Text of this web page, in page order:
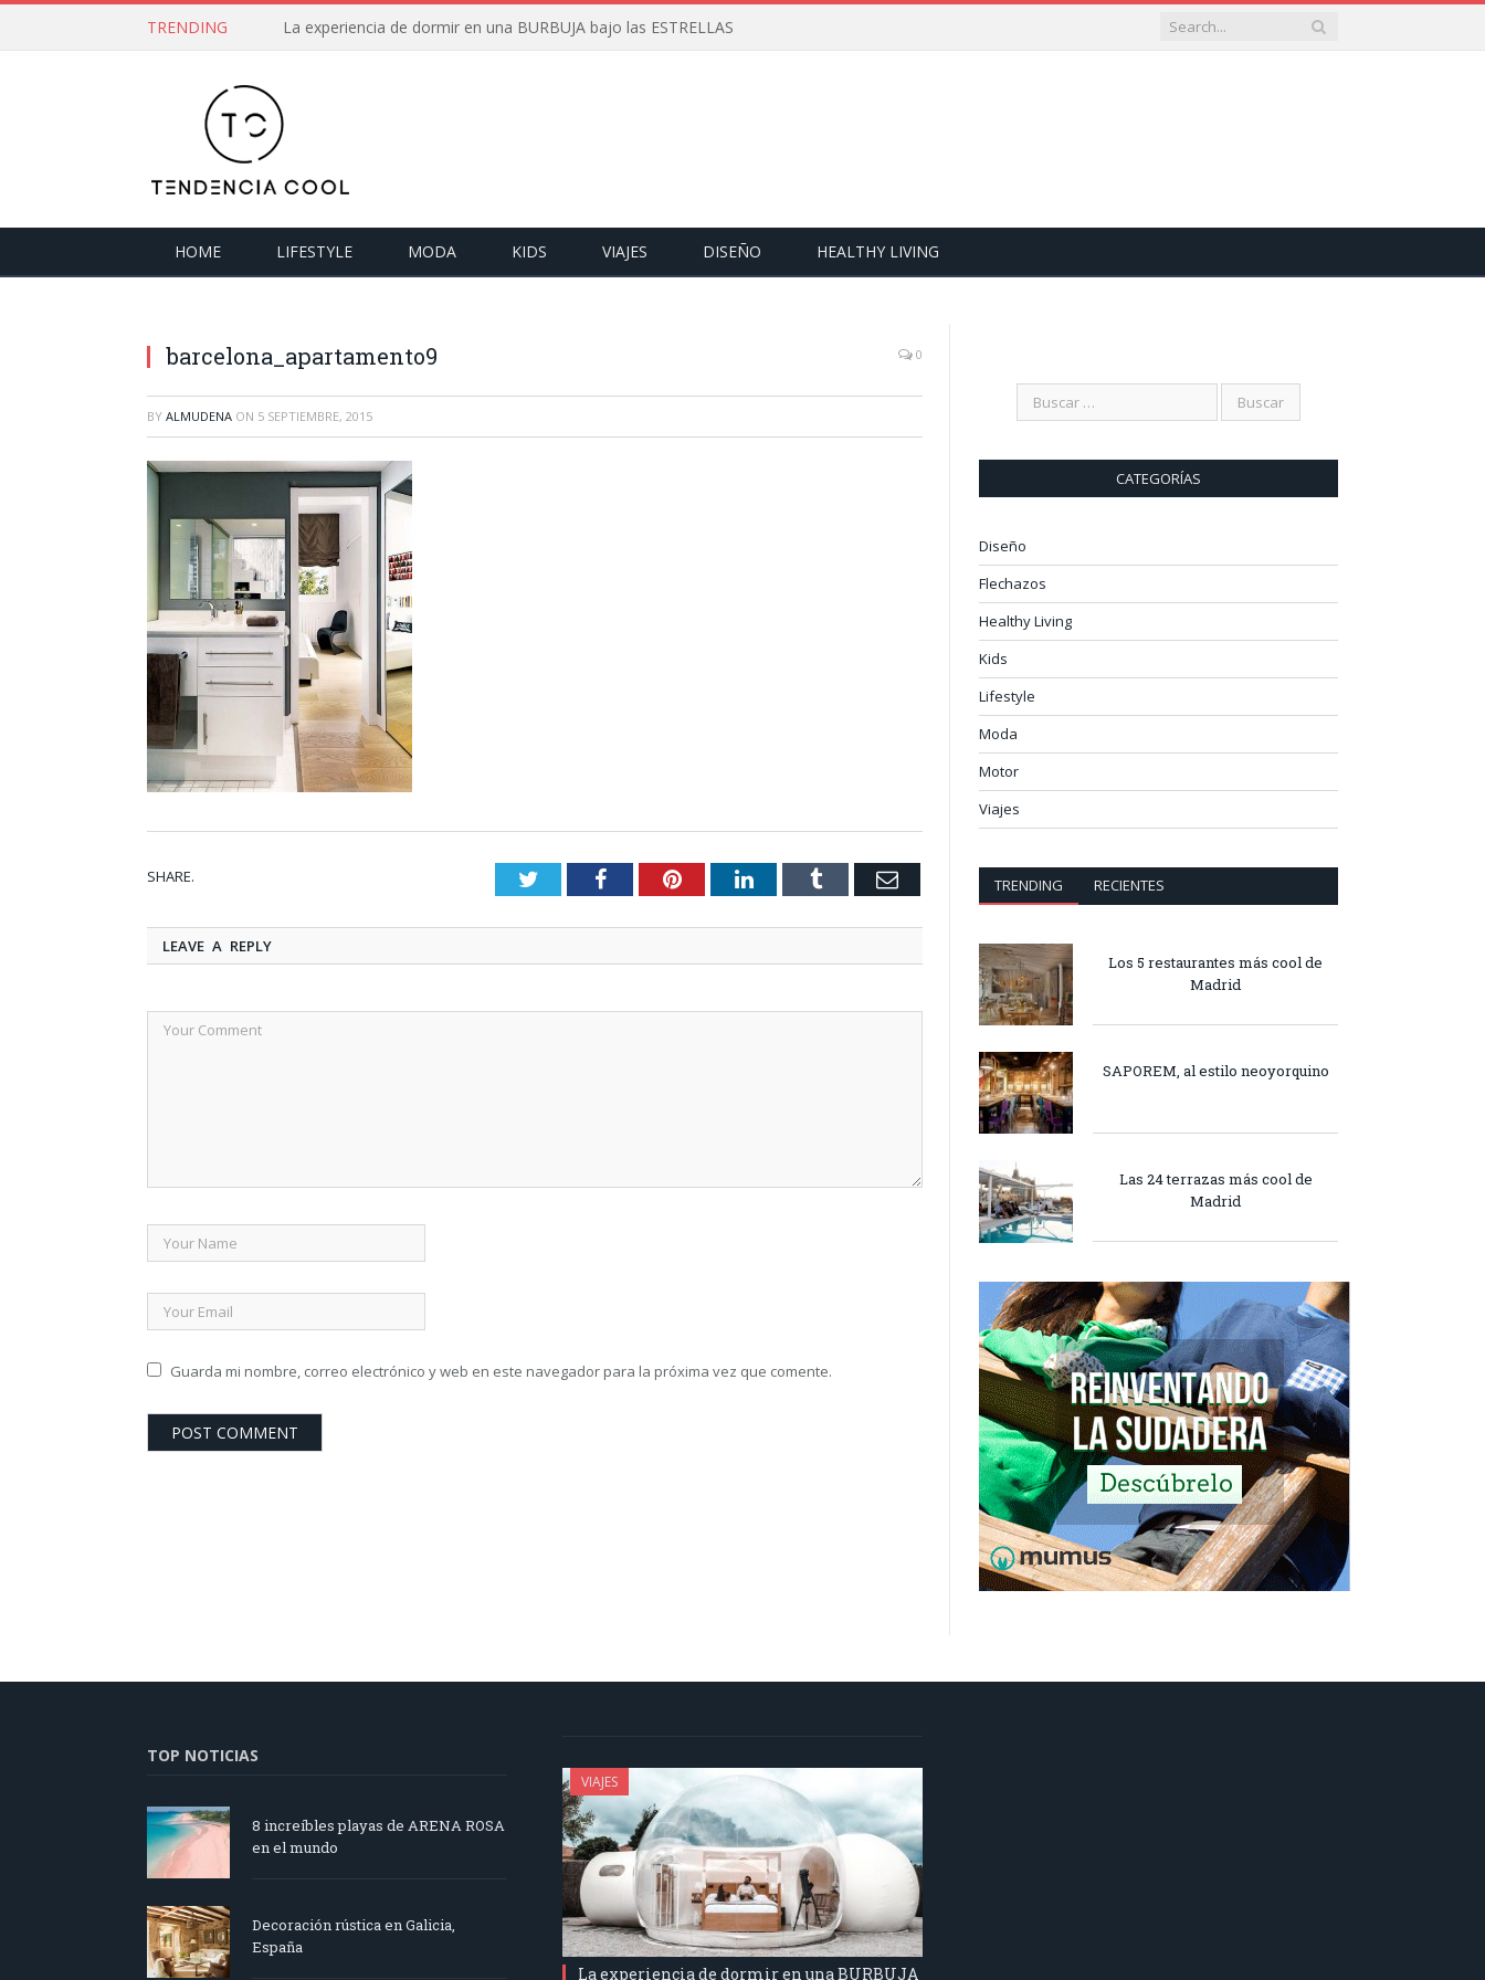
TRENDING La experiencia de dormir en una BURBUJA bajo las ESTRELLAS
HOME LIFESTYLE MODA KIDS VIAJES DISEÑO HEALTHY LIVING
barcelona_apartamento9 0
BY ALMUDENA ON 5 SEPTIEMBRE, 2015
SHARE. TwitterFacebookPinterestLinkedInTumblr Email
LEAVE A REPLY
Guarda mi nombre, correo electrónico y web en este navegador para la próxima vez que comente.
CATEGORÍAS
Diseño
Flechazos
Healthy Living
Kids
Lifestyle
Moda
Motor
Viajes
TRENDING RECIENTES
Los 5 restaurantes más cool de
Madrid
SAPOREM, al estilo neoyorquino
Las 24 terrazas más cool de
Madrid
TOP NOTICIAS
8 increíbles playas de ARENA ROSA
en el mundo
Decoración rústica en Galicia,
España
VIAJES
La experiencia de dormir en una BURBUJA